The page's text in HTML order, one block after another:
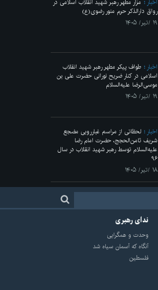
اخبار
مزار مطهر رهبر شهید انقلاب اسلامی در
رواق دارالذکر حرم منور رضوی(ع)
۱۹ /تیر/ ۱۴۰۵
اخبار
طواف پیکر مطهر رهبر شهید انقلاب
اسلامی در کنار ضریح نورانی حضرت علی‌ بن
موسی‌الرضا علیه‌السلام
۱۹ /تیر/ ۱۴۰۵
اخبار
لحظاتی از مراسم غبارروبی مضجع
شریف ثامن‌الحجج، حضرت امام رضا
علیه‌السلام توسط رهبر شهید انقلاب در سال
۹۶
۱۸ /تیر/ ۱۴۰۵
ندای رهبری
وحدت و همگرایی
آنگاه که آسمان سیاه شد
فلسطین